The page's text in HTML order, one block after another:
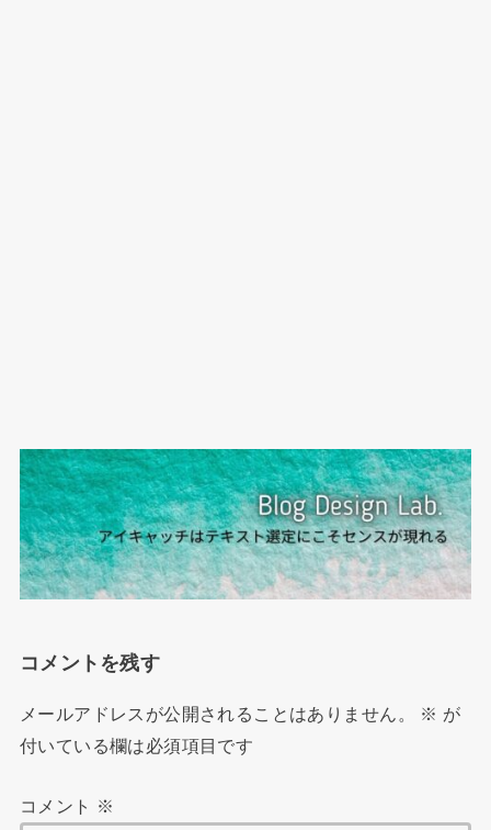
コメントを残す
メールアドレスが公開されることはありません。 ※ が
付いている欄は必須項目です
コメント ※